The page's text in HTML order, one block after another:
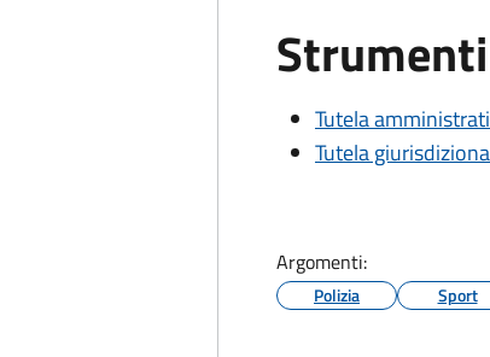
Tutela
Tutela
Argomenti:
Polizia Sport